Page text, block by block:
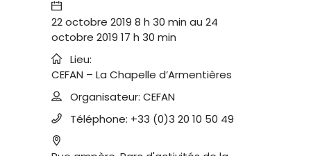
22 octobre 2019 8 h 30 min au 24
octobre 2019 17 h 30 min
Lieu:
CEFAN – La Chapelle d’Armentières
Organisateur: CEFAN
Téléphone: +33 (0)3 20 10 50 49